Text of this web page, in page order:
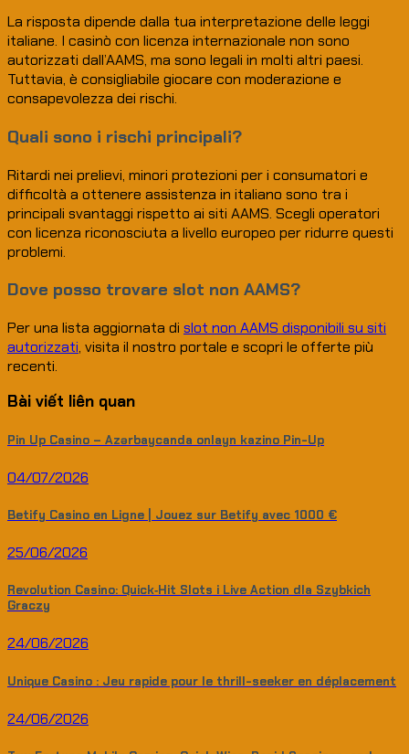
La risposta dipende dalla tua interpretazione delle leggi
italiane. I casinò con licenza internazionale non sono
autorizzati dall’AAMS, ma sono legali in molti altri paesi.
Tuttavia, è consigliabile giocare con moderazione e
consapevolezza dei rischi.
Quali sono i rischi principali?
Ritardi nei prelievi, minori protezioni per i consumatori e
difficoltà a ottenere assistenza in italiano sono tra i
principali svantaggi rispetto ai siti AAMS. Scegli operatori
con licenza riconosciuta a livello europeo per ridurre questi
problemi.
Dove posso trovare slot non AAMS?
Per una lista aggiornata di slot non AAMS disponibili su siti
autorizzati, visita il nostro portale e scopri le offerte più
recenti.
Bài viết liên quan
Pin Up Casino – Azərbaycanda onlayn kazino Pin-Up
04/07/2026
Betify Casino en Ligne | Jouez sur Betify avec 1000 €
25/06/2026
Revolution Casino: Quick‑Hit Slots i Live Action dla Szybkich
Graczy
24/06/2026
Unique Casino : Jeu rapide pour le thrill-seeker en déplacement
24/06/2026